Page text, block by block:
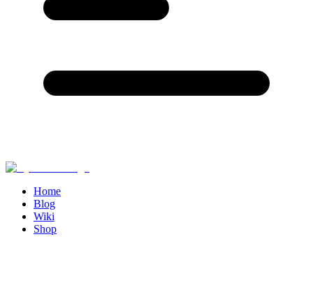
Home
Blog
Wiki
Shop